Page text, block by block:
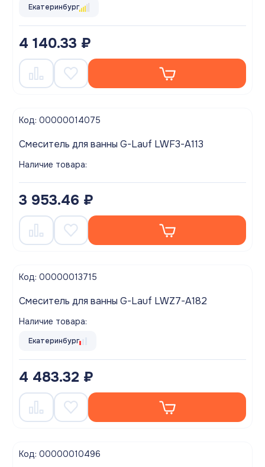
Екатеринбург
4 140.33 ₽
Код: 00000014075
Смеситель для ванны G-Lauf LWF3-A113
Наличие товара:
3 953.46 ₽
Код: 00000013715
Смеситель для ванны G-Lauf LWZ7-A182
Наличие товара:
Екатеринбург
4 483.32 ₽
Код: 00000010496